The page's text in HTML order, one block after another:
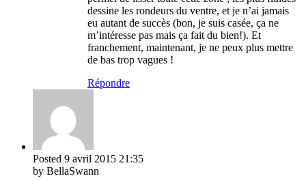
dessine les rondeurs du ventre, et je n’ai jamais
eu autant de succès (bon, je suis casée, ça ne
m’intéresse pas mais ça fait du bien!). Et
franchement, maintenant, je ne peux plus mettre
de bas trop vagues !
Répondre
Posted 9 avril 2015 21:35
by BellaSwann